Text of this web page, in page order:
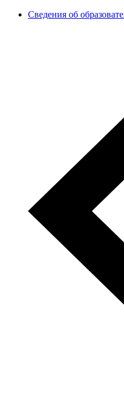
Сведения об